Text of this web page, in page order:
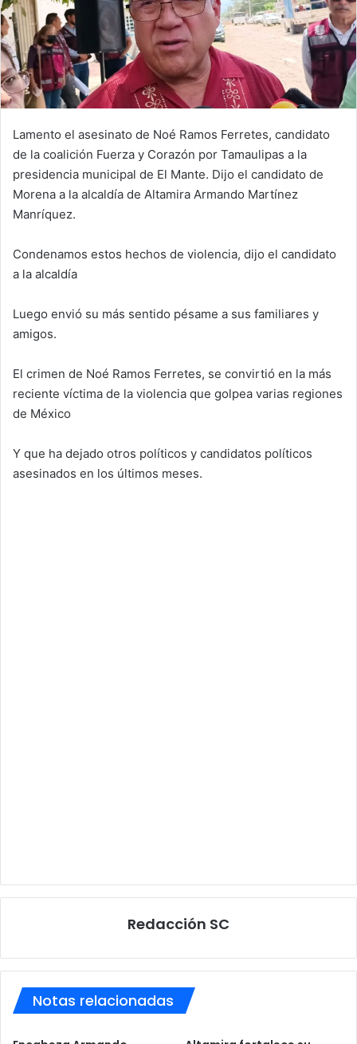
Lamento el asesinato de Noé Ramos Ferretes, candidato
de la coalición Fuerza y Corazón por Tamaulipas a la
presidencia municipal de El Mante. Dijo el candidato de
Morena a la alcaldía de Altamira Armando Martínez
Manríquez.
Condenamos estos hechos de violencia, dijo el candidato
a la alcaldía
Luego envió su más sentido pésame a sus familiares y
amigos.
El crimen de Noé Ramos Ferretes, se convirtió en la más
reciente víctima de la violencia que golpea varias regiones
de México
Y que ha dejado otros políticos y candidatos políticos
asesinados en los últimos meses.
Redacción SC
Notas relacionadas